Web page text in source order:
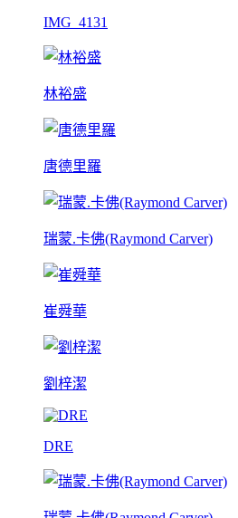
IMG_4131
林裕盛
唐德里羅
瑞蒙.卡佛(Raymond Carver)
崔舜華
劉梓潔
DRE